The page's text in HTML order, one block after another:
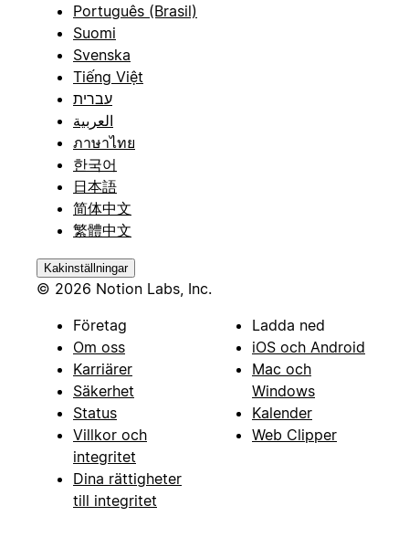
Português (Brasil)
Suomi
Svenska
Tiếng Việt
עברית
العربية
ภาษาไทย
한국어
日本語
简体中文
繁體中文
Kakinställningar
© 2026 Notion Labs, Inc.
Företag
Om oss
Karriärer
Säkerhet
Status
Villkor och
integritet
Dina rättigheter
till integritet
Ladda ned
iOS och Android
Mac och
Windows
Kalender
Web Clipper